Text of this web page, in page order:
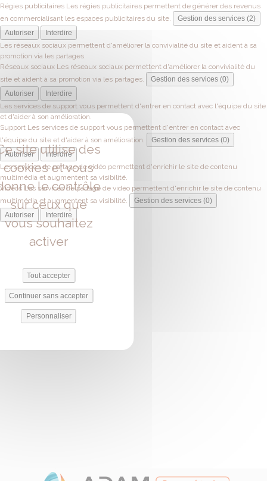
Régies publicitaires Les régies publicitaires permettent de générer des revenus
en commercialisant les espaces publicitaires du site.
Gestion des services (2)
Autoriser
Interdire
Les réseaux sociaux permettent d'améliorer la convivialité du site et aident à sa
promotion via les partages.
Réseaux sociaux Les réseaux sociaux permettent d'améliorer la convivialité du
site et aident à sa promotion via les partages.
Gestion des services (0)
Autoriser
Interdire
Les services de support vous permettent d'entrer en contact avec l'équipe du site
et d'aider à son amélioration.
Support Les services de support vous permettent d'entrer en contact avec
l'équipe du site et d'aider à son amélioration.
Gestion des services (0)
Autoriser
Interdire
Les services de partage de vidéo permettent d'enrichir le site de contenu
multimédia et augmentent sa visibilité.
Vidéos Les services de partage de vidéo permettent d'enrichir le site de contenu
multimédia et augmentent sa visibilité.
Gestion des services (0)
Autoriser
Interdire
site utilise des
cookies et vous
le contrôle
sur ceux que
vous souhaitez
activer
Tout accepter
Continuer sans accepter
Personnaliser